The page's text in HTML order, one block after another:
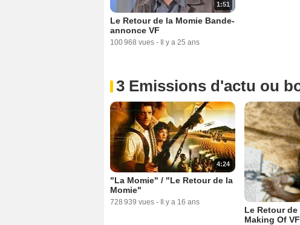
1:51
Le Retour de la Momie Bande-
annonce VF
100 968 vues - Il y a 25 ans
3 Emissions d'actu ou
4:24
"La Momie" / "Le Retour de la
Momie"
728 939 vues - Il y a 16 ans
Le Retour de
Making Of VF